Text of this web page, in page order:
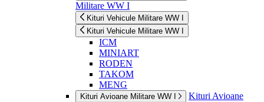
Militare WW I
Kituri Vehicule Militare WW I
Kituri Vehicule Militare WW I
ICM
MINIART
RODEN
TAKOM
MENG
Kituri Avioane Militare WW I
Kituri Avioane